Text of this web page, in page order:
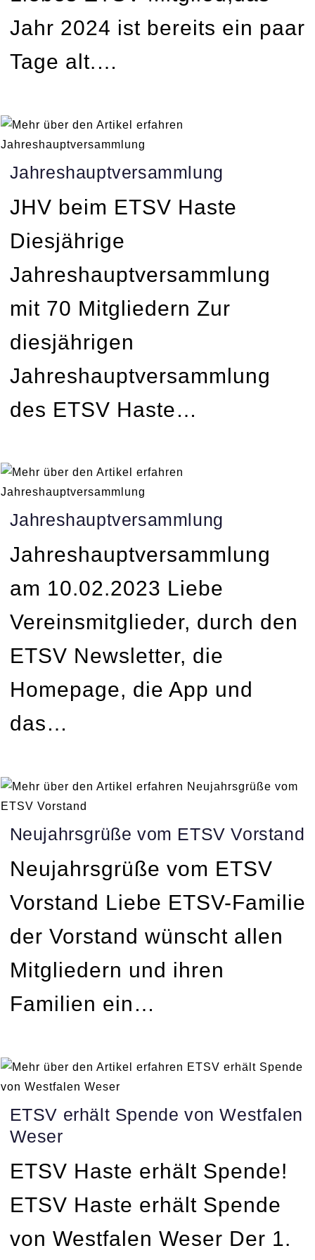
Jahr 2024 ist bereits ein paar
Tage alt.…
Jahreshauptversammlung
JHV beim ETSV Haste
Diesjährige
Jahreshauptversammlung
mit 70 Mitgliedern Zur
diesjährigen
Jahreshauptversammlung
des ETSV Haste…
Jahreshauptversammlung
Jahreshauptversammlung
am 10.02.2023 Liebe
Vereinsmitglieder, durch den
ETSV Newsletter, die
Homepage, die App und
das…
Neujahrsgrüße vom ETSV Vorstand
Neujahrsgrüße vom ETSV
Vorstand Liebe ETSV-Familie
der Vorstand wünscht allen
Mitgliedern und ihren
Familien ein…
ETSV erhält Spende von Westfalen
Weser
ETSV Haste erhält Spende!
ETSV Haste erhält Spende
von Westfalen Weser Der 1.